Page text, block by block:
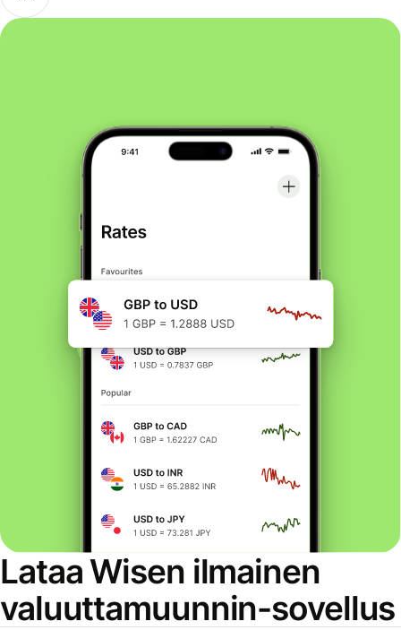
Lataa Wisen ilmainen
valuuttamuunnin-sovellus